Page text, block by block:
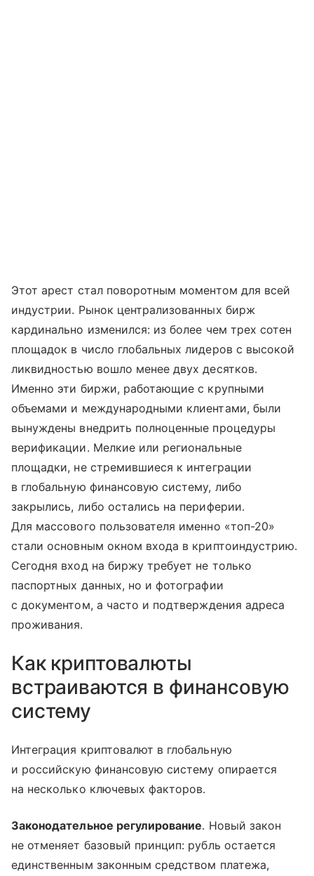
Этот арест стал поворотным моментом для всей
индустрии. Рынок централизованных бирж
кардинально изменился: из более чем трех сотен
площадок в число глобальных лидеров с высокой
ликвидностью вошло менее двух десятков.
Именно эти биржи, работающие с крупными
объемами и международными клиентами, были
вынуждены внедрить полноценные процедуры
верификации. Мелкие или региональные
площадки, не стремившиеся к интеграции
в глобальную финансовую систему, либо
закрылись, либо остались на периферии.
Для массового пользователя именно «топ-20»
стали основным окном входа в криптоиндустрию.
Сегодня вход на биржу требует не только
паспортных данных, но и фотографии
с документом, а часто и подтверждения адреса
проживания.
Как криптовалюты
встраиваются в финансовую
систему
Интеграция криптовалют в глобальную
и российскую финансовую систему опирается
на несколько ключевых факторов.
Законодательное регулирование. Новый закон
не отменяет базовый принцип: рубль остается
единственным законным средством платежа,